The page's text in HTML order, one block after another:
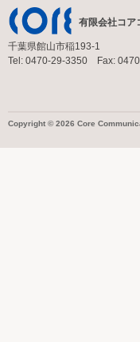
有限会社コア
千葉県館山市稲193-1
Tel: 0470-29-3350 Fax:
Copyright © 2026 Core